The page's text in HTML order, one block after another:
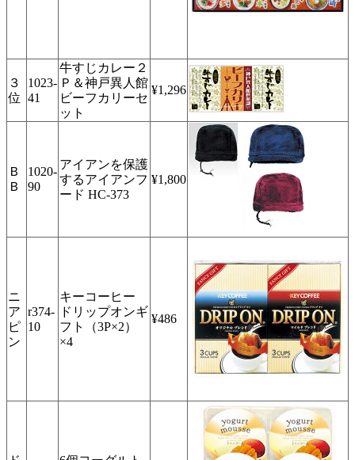
３
位
1023-
41
牛すじカレー２
Ｐ＆神戸異人館
ビーフカリーセ
ット
¥1,296
Ｂ
Ｂ
1020-
90
アイアンを保護
するアイアンフ
ード HC-373
¥1,800
ニ
ア
ピ
ン
r374-
10
キーコーヒー
ドリップオンギ
フト（3P×2）
×4
¥486